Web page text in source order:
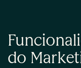
do